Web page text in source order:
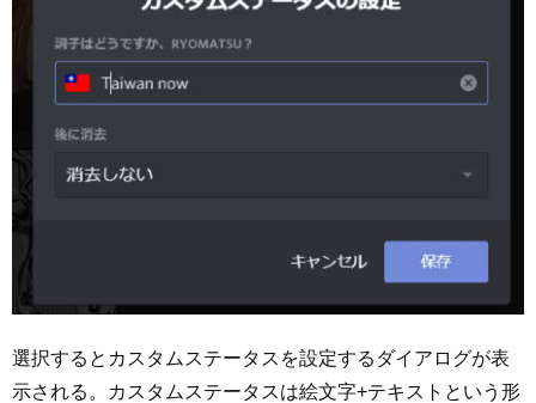
選択するとカスタムステータスを設定するダイアログが表
示される。カスタムステータスは絵文字+テキストという形